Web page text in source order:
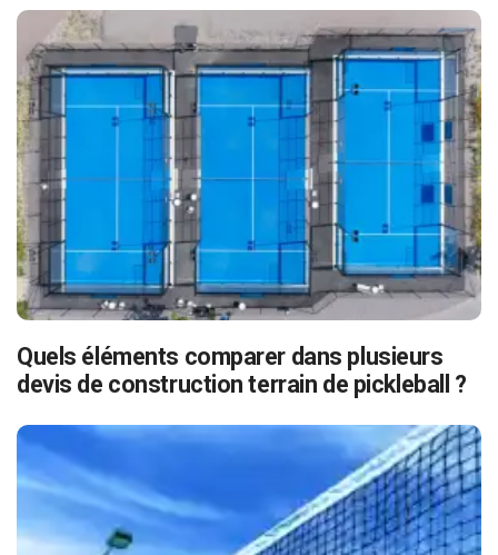
Quels éléments comparer dans plusieurs
devis de construction terrain de pickleball ?